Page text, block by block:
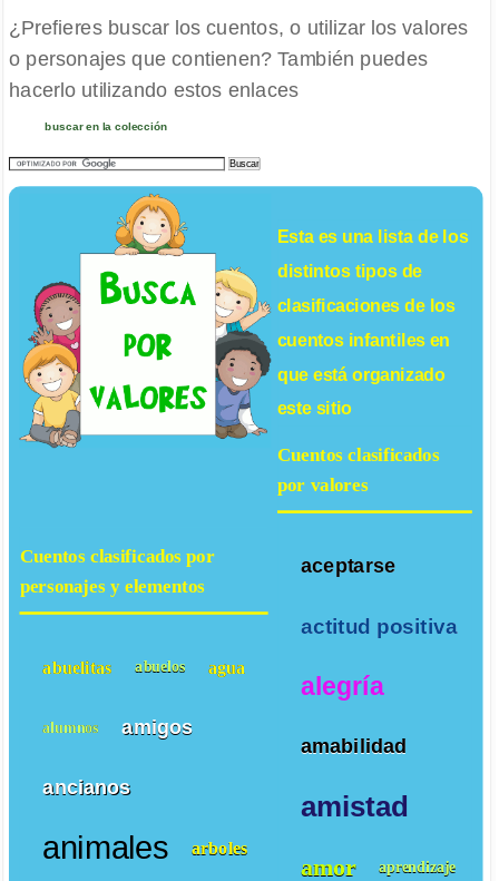
¿Prefieres buscar los cuentos, o utilizar los valores
o personajes que contienen? También puedes
hacerlo utilizando estos enlaces
buscar en la colección
Esta es una lista de los
distintos tipos de
clasificaciones de los
cuentos infantilesen
que está organizado
este sitio
Cuentos clasificados
por valores
aceptarse
actitud positiva
alegría
amabilidad
amistad
amor aprendizaje
Cuentos clasificados por
personajes y elementos
abuelitas abuelos agua
alumnos amigos
ancianos
animales arboles